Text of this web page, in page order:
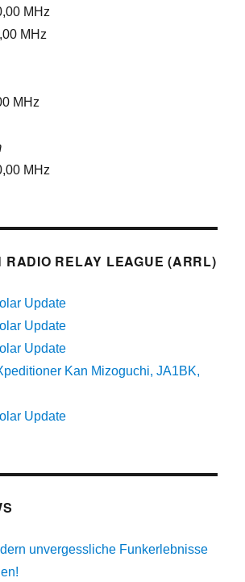
MHz
MHz
MHz
MHz
RADIO RELAY LEAGUE (ARRL)
Update
Update
Update
Kan Mizoguchi, JA1BK,
Update
unvergessliche Funkerlebnisse